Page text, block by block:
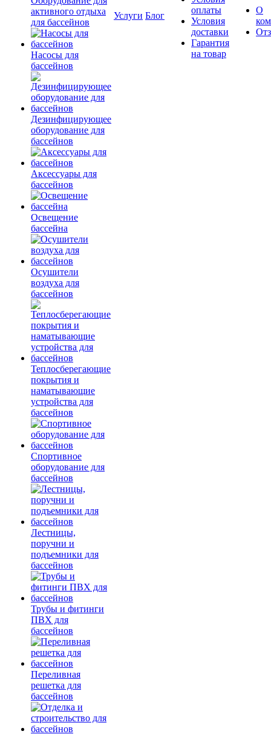
активного отдыха
для бассейнов
Насосы для
бассейнов
Дезинфицирующее
оборудование для
бассейнов
Аксессуары для
бассейнов
Освещение
бассейна
Осушители
воздуха для
бассейнов
Теплосберегающие
покрытия и
наматывающие
устройства для
бассейнов
Спортивное
оборудование для
бассейнов
Лестницы,
поручни и
подъемники для
бассейнов
Трубы и фитинги
ПВХ для
бассейнов
Переливная
решетка для
бассейнов
Услуги Блог
оплаты
Условия
доставки
Гарантия
на товар
О